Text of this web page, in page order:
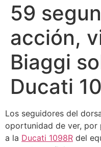
59
acción,
Biaggi
Ducati
Los seguidores del
oportunidad de ver, por
a la Ducati 1098R del